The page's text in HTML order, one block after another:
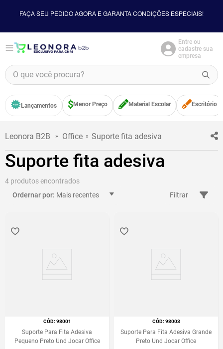
FAÇA SEU PEDIDO AGORA E GARANTA CONDIÇÕES ESPECIAIS!
Entre ou
cadastre sua
empresa
O que você procura?
Lançamentos Menor Preço Material Escolar Escritório
Office Suporte fita adesiva
Suporte fita adesiva
4
Mais recentes
Filtrar
:98001
Suporte Para Fita Adesiva
Pequeno Preto Und Jocar Office
:98003
Suporte Para Fita Adesiva Grande
Preto Und Jocar Office
TERMOS MAIS BUSCADOS
1º
4
food